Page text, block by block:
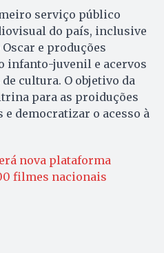
serviço público
do país, inclusive
e produções
infanto-juvenil e acervos
cultura. O objetivo da
para as proiduções
democratizar o acesso à
nova plataforma
filmes nacionais